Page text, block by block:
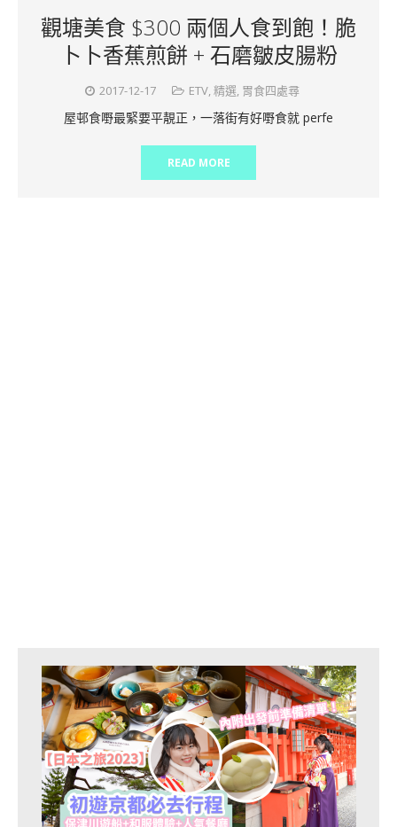
觀塘美食 $300 兩個人食到飽！脆
卜卜香蕉煎餅 + 石磨皺皮腸粉
2017-12-17 ETV,精選, 胃食四處尋
屋邨食嘢最緊要平靚正，一落街有好嘢食就 perfe
READ MORE